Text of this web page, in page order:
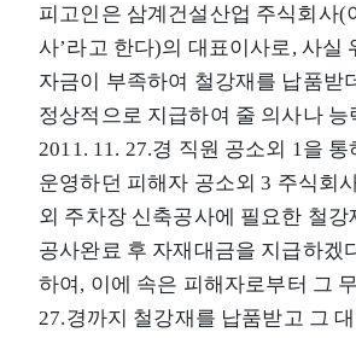
피고인은 삼계건설산업 주식회사(
사’라고 한다)의 대표이사로, 사실
자금이 부족하여 철강재를 납품받
정상적으로 지급하여 줄 의사나 능
2011. 11. 27.경 직원 공소외 1을
운영하던 피해자 공소외 3 주식회
외 주차장 신축공사에 필요한 철강
공사완료 후 자재대금을 지급하겠
하여, 이에 속은 피해자로부터 그
27.경까지 철강재를 납품받고 그